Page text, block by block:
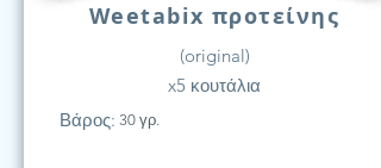
Weetabix προτείνης
(original)
x5 κουτάλια
Βάρος: 30 γρ.